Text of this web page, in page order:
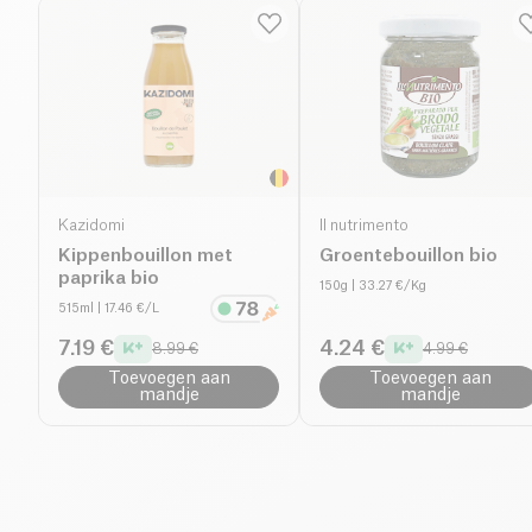
Kazidomi
Kippenbouillon met
paprika bio
515ml | 17.46 €/L
7.19 € 8.99 €
Toevoegen aan
mandje
Il nutrimento
Groentebouillon bio
150g | 33.27 €/Kg
4.24 € 4.99 €
Toevoegen aan
mandje